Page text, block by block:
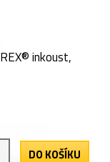
inkoust,
DO KOŠÍKU